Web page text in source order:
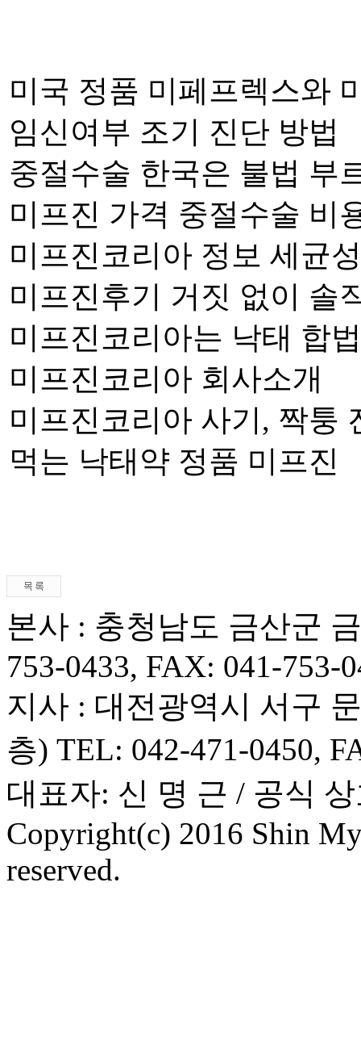
미국 정품 미페프렉스와
임신여부 조기 진단 방법
중절수술 한국은 불법 부
미프진 가격 중절수술 비
미프진코리아 정보 세균
미프진후기 거짓 없이 솔
미프진코리아는 낙태 합
미프진코리아 회사소개
미프진코리아 사기, 짝퉁
먹는 낙태약 정품 미프진
본사 : 충청남도 금산군
753-0433, FAX: 041-753-
지사 : 대전광역시 서구
층) TEL: 042-471-0450,
대표자: 신 명 근 / 공식
Copyright(c) 2016 Shin
reserved.